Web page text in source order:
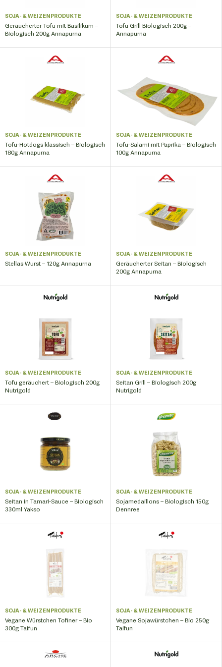
SOJA- & WEIZENPRODUKTE
Geräucherter Tofu mit Basilikum –
Biologisch 200g Annapurna
SOJA- & WEIZENPRODUKTE
Tofu Grill Biologisch 200g –
Annapurna
SOJA- & WEIZENPRODUKTE
Tofu-Hotdogs klassisch – Biologisch
180g Annapurna
SOJA- & WEIZENPRODUKTE
Tofu-Salami mit Paprika – Biologisch
100g Annapurna
SOJA- & WEIZENPRODUKTE
Stellas Wurst – 120g Annapurna
SOJA- & WEIZENPRODUKTE
Geräucherter Seitan – Biologisch
200g Annapurna
SOJA- & WEIZENPRODUKTE
Tofu geräuchert – Biologisch 200g
Nutrigold
SOJA- & WEIZENPRODUKTE
Seitan Grill – Biologisch 200g
Nutrigold
SOJA- & WEIZENPRODUKTE
Seitan in Tamari-Sauce – Biologisch
330ml Yakso
SOJA- & WEIZENPRODUKTE
Sojamedaillons – Biologisch 150g
Dennree
SOJA- & WEIZENPRODUKTE
Vegane Würstchen Tofiner – Bio
300g Taifun
SOJA- & WEIZENPRODUKTE
Vegane Sojawürstchen – Bio 250g
Taifun